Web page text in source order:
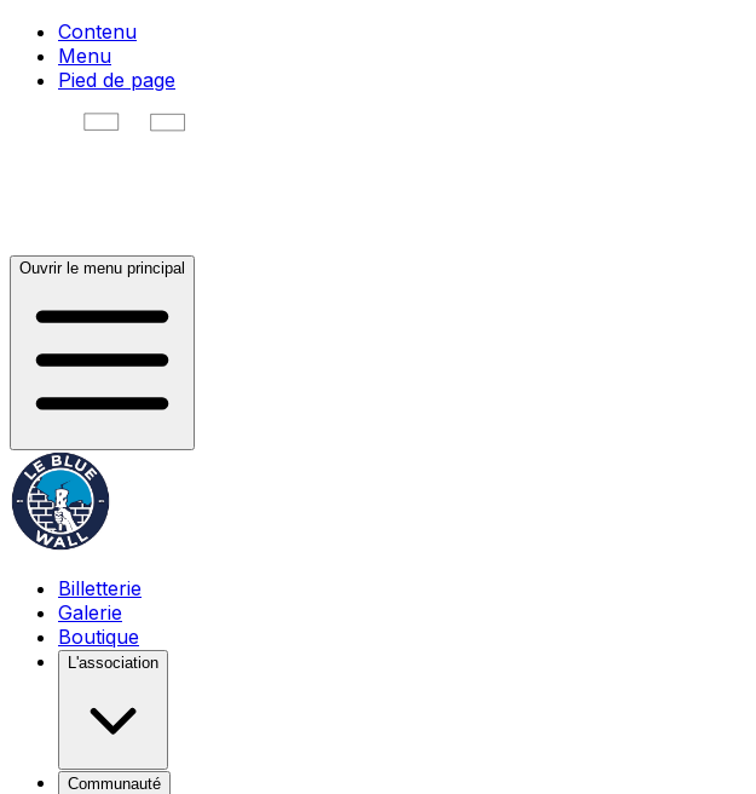
Contenu
Menu
Pied de page
Ouvrir le menu principal
Billetterie
Galerie
Boutique
L'association
Communauté